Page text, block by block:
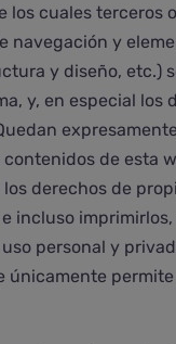
los cuales
y
y diseño, etc.)
y, en especial
de esta
los derechos de
personal y